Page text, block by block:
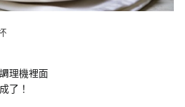
理機裡面
了！